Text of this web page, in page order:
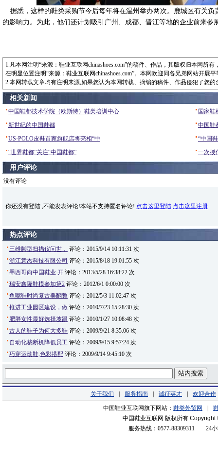
据悉，这样的鞋类采购节今后每年将在温州举办两次。鹿城区有关负
的影响力。为此，他们还计划吸引广州、成都、晋江等地的企业前来参
1.凡本网注明“来源：鞋业互联网chinashoes.com”的稿件、作品，其版权归本网所
在明显位置注明“来源：鞋业互联网chinashoes.com”。本网欢迎同各兄弟网站开展
2.本网转载文章均有注明来源,如果您认为本网转载、摘编的稿件、作品侵犯了您
相关新闻
中国鞋都技术学院（欧斯特）鞋类培训中心
国家鞋
新世纪的中国鞋都
中国鞋
US·POLO皮鞋首家旗舰店将亮相“中
“中国
“世界鞋都”关注“中国鞋都”
一次授
用户评论
没有评论
热点评论
三维脚型扫描仪问世， 评论：2015/9/14 10:11:31 次
浙江意杰科技有限公司 评论：2015/8/18 19:01:55 次
墨西哥向中国鞋业 开 评论：2013/5/28 16:38:22 次
瑞安鑫隆鞋模参加第2 评论：2012/6/1 0:00:00 次
鱼嘴鞋时尚复古美翻整 评论：2012/5/3 11:02:47 次
推进工业园区建设，做 评论：2010/7/23 15:28:30 次
肥胖女性最好选择坡跟 评论：2010/1/27 10:08:48 次
古人的鞋子为何大多鞋 评论：2009/9/21 8:35:06 次
自动化裁断机降低员工 评论：2009/9/15 9:57:24 次
巧穿运动鞋,色彩搭配 评论：2009/9/14 9:45:10 次
关于我们 服务指南 诚征英才 欢迎合作
中国鞋业互联网旗下网站： 鞋类外贸网
中国鞋业互联网 版权所有 Copyright
服务热线：0577-88309311
24